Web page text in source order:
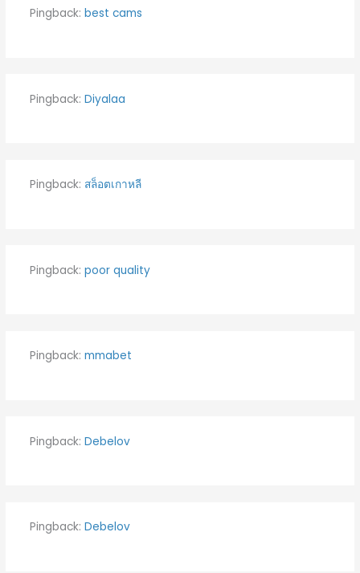
Pingback: best cams
Pingback: Diyalaa
Pingback: สล็อตเกาหลี
Pingback: poor quality
Pingback: mmabet
Pingback: Debelov
Pingback: Debelov